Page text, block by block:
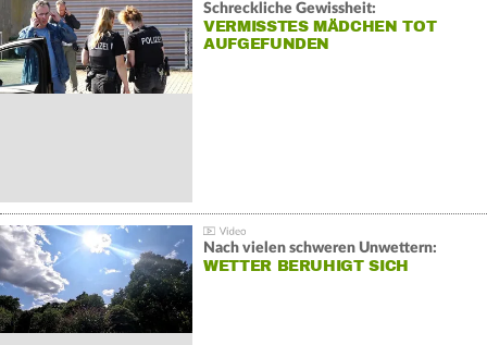
Schreckliche Gewissheit:
VERMISSTES MÄDCHEN TOT
AUFGEFUNDEN
Nach vielen schweren Unwettern:
WETTER BERUHIGT SICH